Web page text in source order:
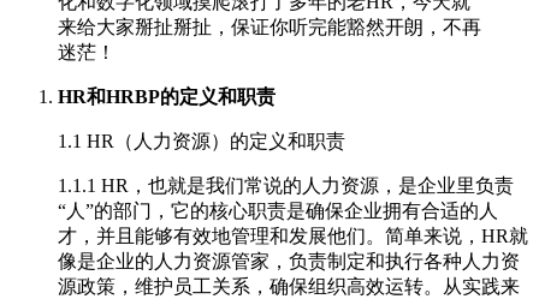
来给大家掰扯掰扯，保证你听完能豁然开朗，不再
迷茫！
HR和HRBP的定义和职责
1.1 HR（人力资源）的定义和职责
1.1.1 HR，也就是我们常说的人力资源，是企业里负责
“人”的部门，它的核心职责是确保企业拥有合适的人
才，并且能够有效地管理和发展他们。简单来说，HR就
像是企业的人力资源管家，负责制定和执行各种人力资
源政策，维护员工关系，确保组织高效运转。从实践来